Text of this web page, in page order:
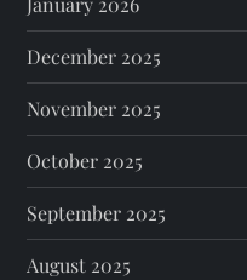
December 2025
November 2025
October 2025
September 2025
August 2025